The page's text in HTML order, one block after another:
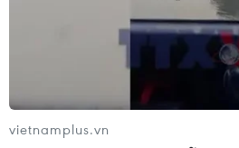
vietnamplus.vn